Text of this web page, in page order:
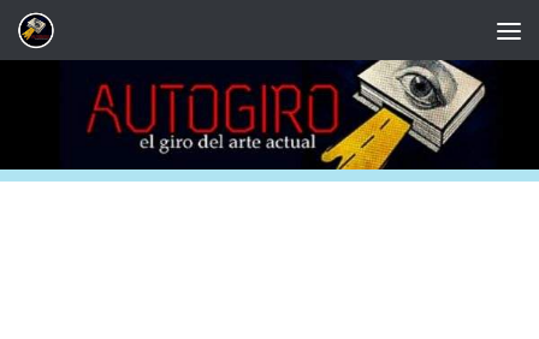
Saltar al contenido